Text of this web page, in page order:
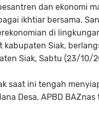
dan ekonomi
ikhtiar bersama.
di
Siak,
Siak, Sabtu (23/10/
saat ini tengah
Desa, APBD